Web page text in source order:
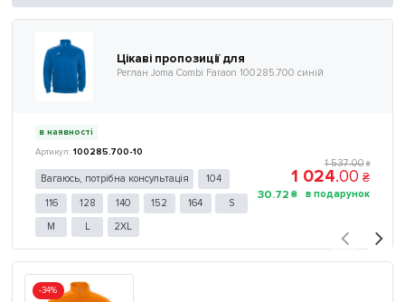
Цікаві пропозиції для
Реглан Joma Combi Faraon 100285.700 синій
в наявності
100285.700-10
Вагаюсь, потрібна консультація 104
116 128 140 152 164 S
M L 2XL
1 537.00 ₴
1 024.00 ₴
30.72 ₴
-34%